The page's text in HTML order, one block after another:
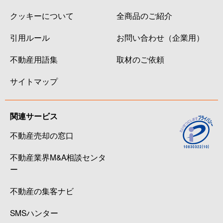
クッキーについて
引用ルール
不動産用語集
サイトマップ
全商品のご紹介
お問い合わせ（企業用）
取材のご依頼
関連サービス
不動産売却の窓口
不動産業界M&A相談センタ
ー
不動産の集客ナビ
SMSハンター